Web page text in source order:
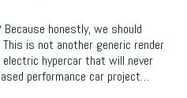
Because honestly, we should
is not another generic render
hypercar that will never
performance car project